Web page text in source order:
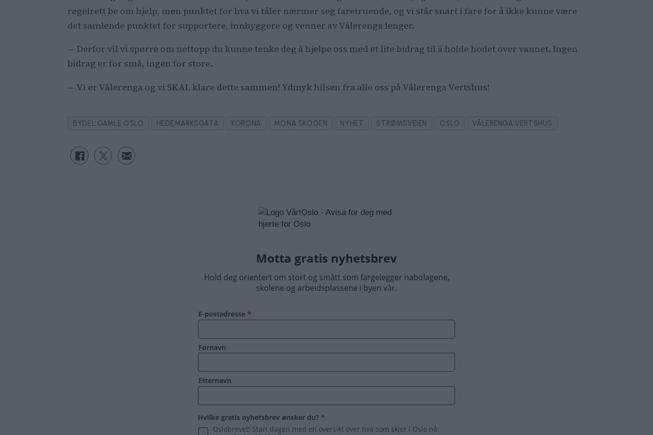
regelrett be om hjelp, men punktet for hva vi tåler nærmer seg faretruende, og vi står snart i fare for å ikke kunne være
det samlende punktet for supportere, innbyggere og venner av Vålerenga lenger.
— Derfor vil vi spørre om nettopp du kunne tenke deg å hjelpe oss med et lite bidrag til å holde hodet over vannet. Ingen
bidrag er for små, ingen for store.
— Vi er Vålerenga og vi SKAL klare dette sammen! Ydmyk hilsen fra alle oss på Vålerenga Vertshus!
BYDEL GAMLE OSLO HEDEMARKSGATA KORONA MONA SKOGEN NYHET STRØMSVEIEN OSLO VÅLERENGA VERTSHUS